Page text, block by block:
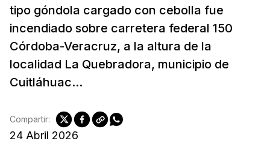
tipo góndola cargado con cebolla fue
incendiado sobre carretera federal 150
Córdoba-Veracruz, a la altura de la
localidad La Quebradora, municipio de
Cuitláhuac...
24 Abril 2026
Compartir: